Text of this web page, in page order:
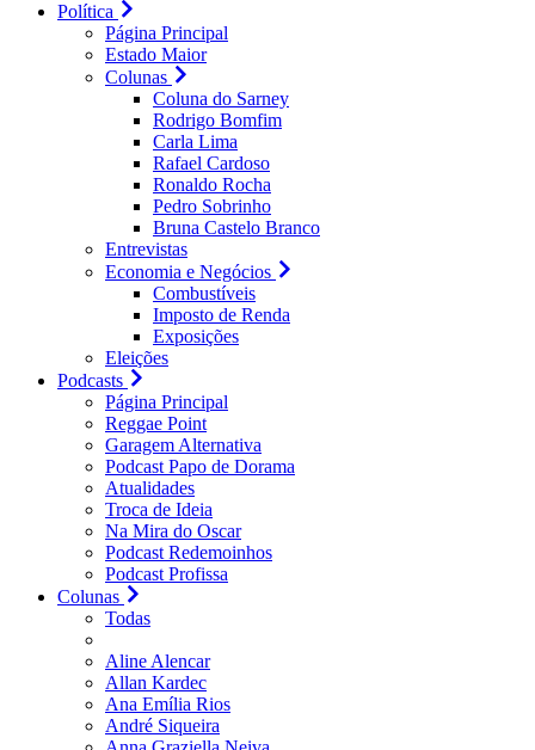
Política
Página Principal
Estado Maior
Colunas
Coluna do Sarney
Rodrigo Bomfim
Carla Lima
Rafael Cardoso
Ronaldo Rocha
Pedro Sobrinho
Bruna Castelo Branco
Entrevistas
Economia e Negócios
Combustíveis
Imposto de Renda
Exposições
Eleições
Podcasts
Página Principal
Reggae Point
Garagem Alternativa
Podcast Papo de Dorama
Atualidades
Troca de Ideia
Na Mira do Oscar
Podcast Redemoinhos
Podcast Profissa
Colunas
Todas
Aline Alencar
Allan Kardec
Ana Emília Rios
André Siqueira